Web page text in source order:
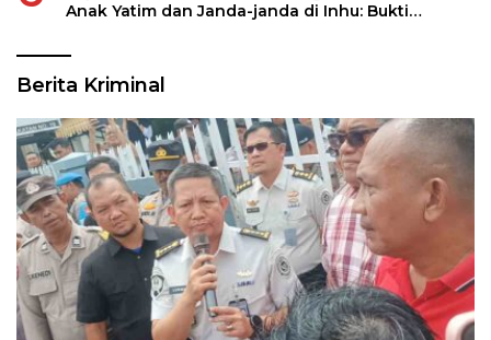
Anak Yatim dan Janda-janda di Inhu: Bukti
Berita Kriminal